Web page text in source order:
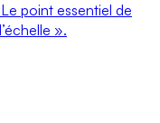
point essentiel de
».